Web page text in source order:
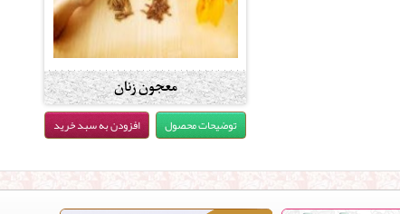
معجون زنان
افزودن به سبد خرید توضیحات محصول